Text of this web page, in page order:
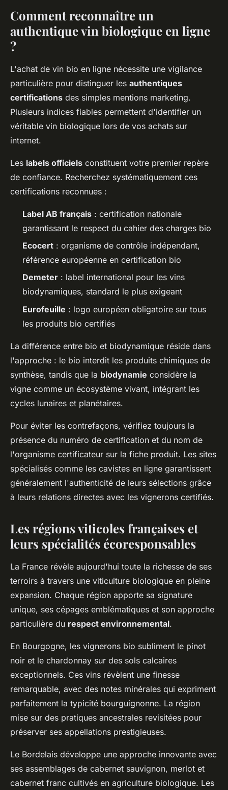
Comment reconnaître un
authentique vin biologique en ligne
?
L'achat de vin bio en ligne nécessite une vigilance
particulière pour distinguer les authentiques
certifications des simples mentions marketing.
Plusieurs indices fiables permettent d'identifier un
véritable vin biologique lors de vos achats sur
internet.
Les labels officiels constituent votre premier repère
de confiance. Recherchez systématiquement ces
certifications reconnues :
Label AB français : certification nationale
garantissant le respect du cahier des charges bio
Ecocert : organisme de contrôle indépendant,
référence européenne en certification bio
Demeter : label international pour les vins
biodynamiques, standard le plus exigeant
Eurofeuille : logo européen obligatoire sur tous
les produits bio certifiés
La différence entre bio et biodynamique réside dans
l'approche : le bio interdit les produits chimiques de
synthèse, tandis que la biodynamie considère la
vigne comme un écosystème vivant, intégrant les
cycles lunaires et planétaires.
Pour éviter les contrefaçons, vérifiez toujours la
présence du numéro de certification et du nom de
l'organisme certificateur sur la fiche produit. Les sites
spécialisés comme les cavistes en ligne garantissent
généralement l'authenticité de leurs sélections grâce
à leurs relations directes avec les vignerons certifiés.
Les régions viticoles françaises et
leurs spécialités écoresponsables
La France révèle aujourd'hui toute la richesse de ses
terroirs à travers une viticulture biologique en pleine
expansion. Chaque région apporte sa signature
unique, ses cépages emblématiques et son approche
particulière du respect environnemental.
En Bourgogne, les vignerons bio subliment le pinot
noir et le chardonnay sur des sols calcaires
exceptionnels. Ces vins révèlent une finesse
remarquable, avec des notes minérales qui expriment
parfaitement la typicité bourguignonne. La région
mise sur des pratiques ancestrales revisitées pour
préserver ses appellations prestigieuses.
Le Bordelais développe une approche innovante avec
ses assemblages de cabernet sauvignon, merlot et
cabernet franc cultivés en agriculture biologique. Les